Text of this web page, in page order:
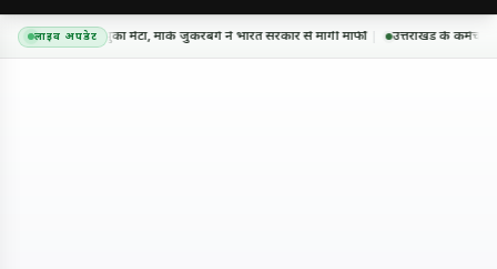
लाइव अपडेट
कंटेंट पर झुका मेटा, मार्क जुकरबर्ग ने भारत सरकार से मांगी माफी उत्तराखंड के